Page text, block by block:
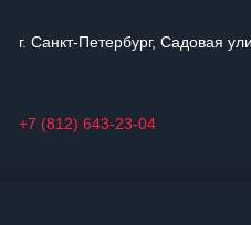
г. Санкт-Петербург, Садовая
+7 (812) 643-23-04